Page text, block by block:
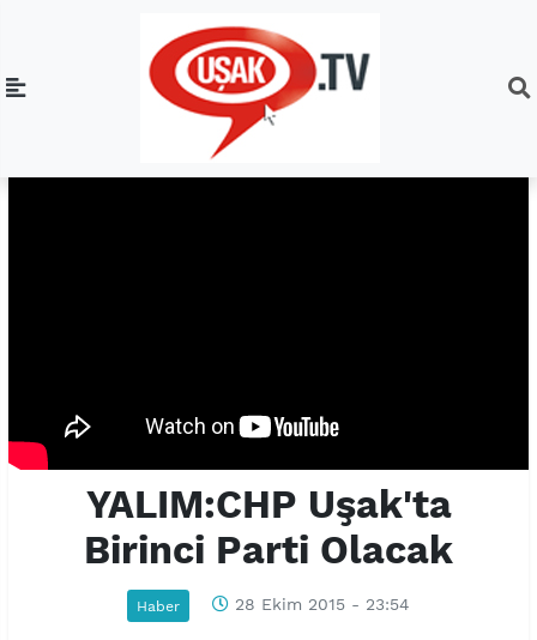
YALIM:CHP Uşak'ta
Birinci Parti Olacak
Haber 28 Ekim 2015 - 23:54